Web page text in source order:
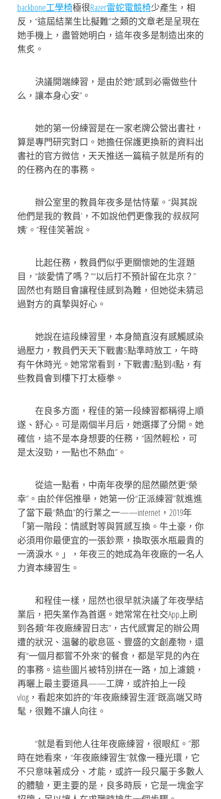
backbone工學椅極很Razer雷蛇電競椅少產生，相
反，“這屆結業生比擬難”之類的文章老是呈現在
她手機上，盡管她明白，這年夜多是制造出來的
焦炙。
決議開端練習，是由於她“感到必需做些什
么，讓本身心安”。
她的第一份練習是在一家老牌公營出書社，
算是專門研究對口。她擔任保護更換新的資料出
書社的官方微信，天天推送一篇稿子就是所有的
的任務內在的事務。
辦公室里的教員年夜多是怙恃輩。“與其說
他們是我的‘教員’，不如說他們更像我的‘叔叔阿
姨’。”程佳笑著說。
比起任務，教員們似乎更關懷她的生涯題
目，“談愛情了嗎？”“以后打不預計留在北京？”
固然也有題目會讓程佳感到為難，但她從未猜忌
過對方的真摯與好心。
她說在這段練習里，本身簡直沒有感觸感染
過壓力，教員們天天下戰書5點準時放工，午時
有午休時光。她常常看到，下戰書2點到4點，有
些教員會到樓下打太極拳。
在良多方面，程佳的第一段練習都稱得上順
遂、舒心。可是兩個半月后，她選擇了分開。她
確信，這不是本身想要的任務，“固然輕松，可
是太沒勁，一點也不熱血”。
從這一點看，中南年夜學的屈然顯然更“榮
幸”。由於伴侶推舉，她第一份“正派練習”就進進
了當下最“熱血”的行業之一——internet，2019年
「第一階段：情感對等與質感互換。牛土豪，你
必須用你最便宜的一張鈔票，換取張水瓶最貴的
一滴淚水。」，年夜三的她成為年夜廠的一名人
力資本練習生。
和程佳一樣，屈然也很早就決議了年夜學結
業后，把失業作為首選。她常常在社交App上刷
到各類“年夜廠練習日志”，古代感實足的辦公周
遭的狀況、溫馨的歇息區、豐盛的文創產物，還
有“一個月都嘗不外來”的餐食，都是罕見的內在
的事務。這些圖片被特別拼在一路，加上濾鏡，
再曬上最主要道具——工牌，或許拍上一段
vlog，看起來如許的“年夜廠練習生涯”既高端又時
髦，很難不讓人向往。
“就是看到他人往年夜廠練習，很眼紅。”那
時在她看來，“年夜廠練習生”就像一種光環，它
不只意味著成分、才能，或許一段只屬于多數人
的體驗，更主要的是，良多時辰，它是一塊金字